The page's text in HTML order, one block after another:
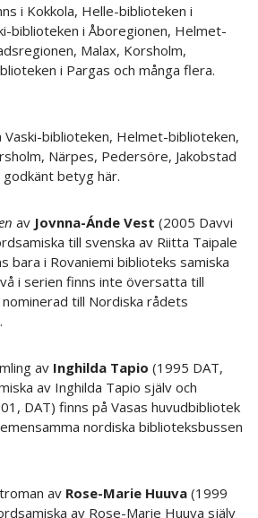
i Kokkola, Helle-biblioteken i
biblioteken i Åboregionen, Helmet-
Malax, Korsholm,
i Pargas och många flera.
biblioteken, Helmet-biblioteken,
Närpes, Pedersöre, Jakobstad
betyg här.
av Jovnna-Ánde Vest (2005 Davvi
till svenska av Riitta Taipale
bara i Rovaniemi biblioteks samiska
i serien finns inte översatta till
till Nordiska rådets
av Inghilda Tapio (1995 DAT,
av Inghilda Tapio själv och
DAT) finns på Vasas huvudbibliotek
nordiska biblioteksbussen
av Rose-Marie Huuva (1999
av Rose-Marie Huuva själv